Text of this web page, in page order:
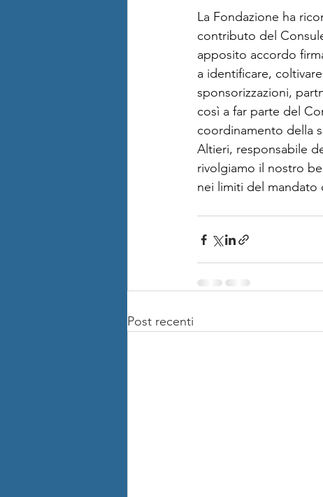
La Fondazione ha
contributo del
apposito accordo
a identificare,
sponsorizzazioni,
così a far parte del
coordinamento della
Altieri, responsabile
rivolgiamo il nostro
nei limiti del
Post recenti